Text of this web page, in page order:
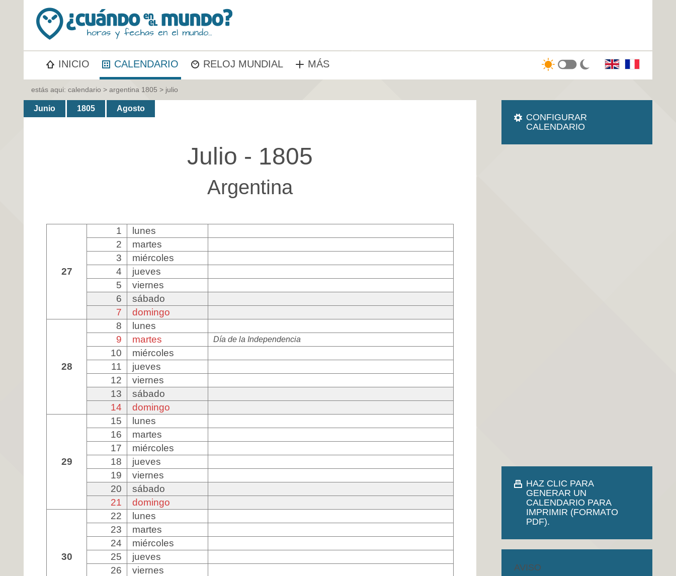
INICIO CALENDARIO RELOJ MUNDIAL MÁS
estás aqui: calendario > argentina 1805 > julio
Junio 1805 Agosto
Julio - 1805
Argentina
27
1
lunes
2
martes
3
miércoles
4
jueves
5
viernes
6
sábado
7
domingo
28
8
lunes
9
martes Día de la Independencia
10
miércoles
11
jueves
12
viernes
13
sábado
14
domingo
29
15
lunes
16
martes
17
miércoles
18
jueves
19
viernes
20
sábado
21
domingo
30
22
lunes
23
martes
24
miércoles
25
jueves
26
viernes
CONFIGURAR
CALENDARIO
HAZ CLIC PARA
GENERAR UN
CALENDARIO PARA
IMPRIMIR (FORMATO
PDF).
AVISO